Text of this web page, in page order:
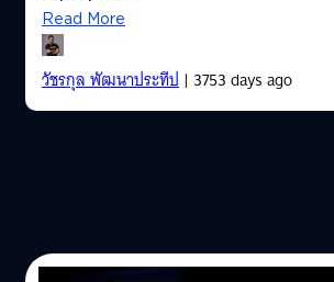
Read More
วัชรกุล พัฒนาประทีป| 3753 days ago